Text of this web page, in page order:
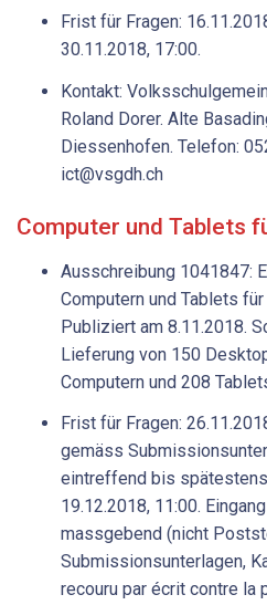
Frist für Fragen:
30.11.2018, 17:00.
Kontakt:
Roland Dorer. Alte
Diessenhofen. Telefon:
ict@vsgdh.ch
Computer und Tablets
Ausschreibung 1041847:
Computern und Tablets
Publiziert am 8.11.2018.
Lieferung von 150
Computern und 208
Frist für Fragen:
gemäss
eintreffend bis spätestens
19.12.2018, 11:00.
massgebend (nicht
Submissionsunterlagen,
recouru par écrit contre la